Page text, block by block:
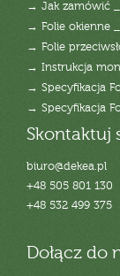
→ Jak zamówić
→ Folie okienne
→ Folie
→ Instrukcja
→ Specyfikacja
→ Specyfikacja
Skontaktuj
biuro@dekea.pl
+48 505 801 130
+48 532 499 375
Dołącz do